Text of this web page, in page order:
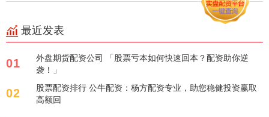
最近发表
01
外盘期货配资公司 「股票亏本如何快速回本？配资助你逆
袭！」
02
股票配资排行 公牛配资：杨方配资专业，助您稳健投资赢取
高额回